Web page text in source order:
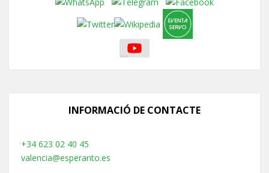
INFORMACIÓ DE CONTACTE
+34 623 02 40 45
valencia@esperanto.es